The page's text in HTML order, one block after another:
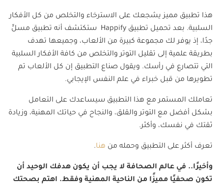
هذا تطبيق مميز يشجعك على الاسترخاء والتخلص من كل الأفكار
السلبية. بعد تحميل تطبيق Happify ستكتشف أنه تطبيق مسلٍّ
جدًا، إذ يوفر لك مجموعة كبيرة من الألعاب، وجميعها تهدف
بطريقة علمية إلى تقليل التوتر والتخلص من كافة الأفكار السلبية
التي تتصارع في رأسك. ويقول صناع التطبيق إن كل الألعاب تم
تطويرها من قبل خبراء في علم النفس الإيجابي.
تعاملك المستمر مع هذا التطبيق سيساعدك على التعامل
بشكل أفضل مع التوتر والقلق، والنجاح في حياتك المهنية، وزيادة
ثقتك في نفسك، وأكثر.
تعرف أكثر على التطبيق وحمله من هنا.
وأخيرًا.. في عالم الصحافة لا يجب أن يكون هدفك الوحيد أن
تكون صحفيًا مميزًا من الناحية المهنية وفقط. اهتم بصحتك